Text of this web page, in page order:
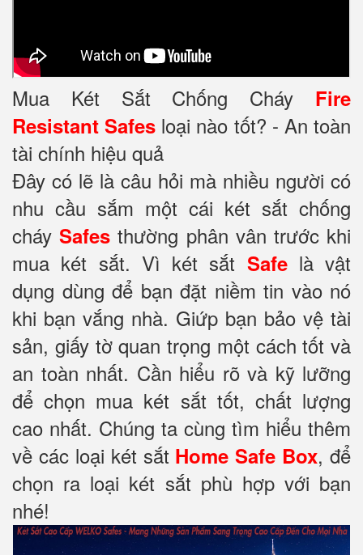
Mua Két Sắt Chống Cháy Fire
Resistant Safes loại nào tốt? - An toàn
tài chính hiệu quả
Đây có lẽ là câu hỏi mà nhiều người có
nhu cầu sắm một cái két sắt chống
cháySafes thường phân vân trước khi
mua két sắt. Vì két sắt Safelà vật
dụng dùng để bạn đặt niềm tin vào nó
khi bạn vắng nhà. Giứp bạn bảo vệ tài
sản, giấy tờ quan trọng một cách tốt và
an toàn nhất. Cần hiểu rõ và kỹ lưỡng
để chọn mua két sắt tốt, chất lượng
cao nhất. Chúng ta cùng tìm hiểu thêm
về các loại két sắt Home Safe Box, để
chọn ra loại két sắt phù hợp với bạn
nhé!